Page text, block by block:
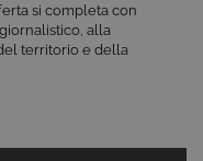
si completa con
alla
territorio e della